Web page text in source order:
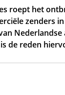
roept het
zenders
Nederlandse
de reden